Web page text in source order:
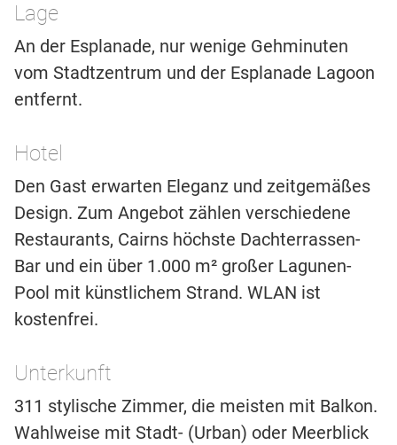
Lage
An der Esplanade, nur wenige Gehminuten
vom Stadtzentrum und der Esplanade Lagoon
entfernt.
Hotel
Den Gast erwarten Eleganz und zeitgemäßes
Design. Zum Angebot zählen verschiedene
Restaurants, Cairns höchste Dachterrassen-
Bar und ein über 1.000 m² großer Lagunen-
Pool mit künstlichem Strand. WLAN ist
kostenfrei.
Unterkunft
311 stylische Zimmer, die meisten mit Balkon.
Wahlweise mit Stadt- (Urban) oder Meerblick